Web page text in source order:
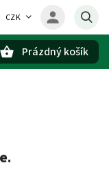
CZK
Prázdný košík